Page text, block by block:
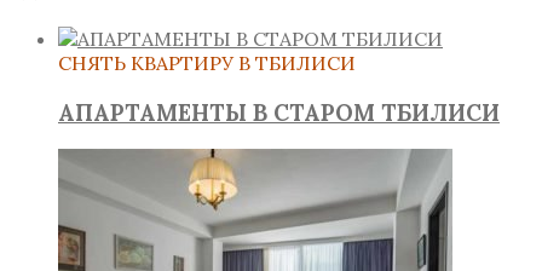
СНЯТЬ КВАРТИРУ В ТБИЛИСИ
АПАРТАМЕНТЫ В СТАРОМ ТБИЛИСИ